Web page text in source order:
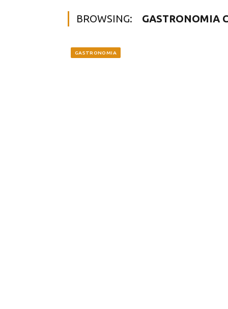
BROWSING: GASTRONOMIA
GASTRONOMIA